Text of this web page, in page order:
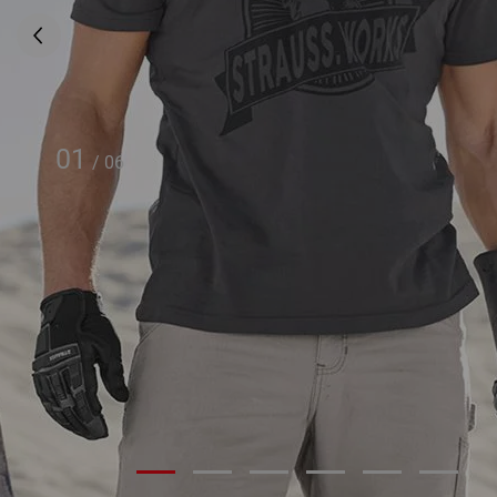
01 / 06